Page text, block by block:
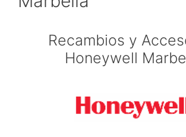
Recambios y
Honeywell